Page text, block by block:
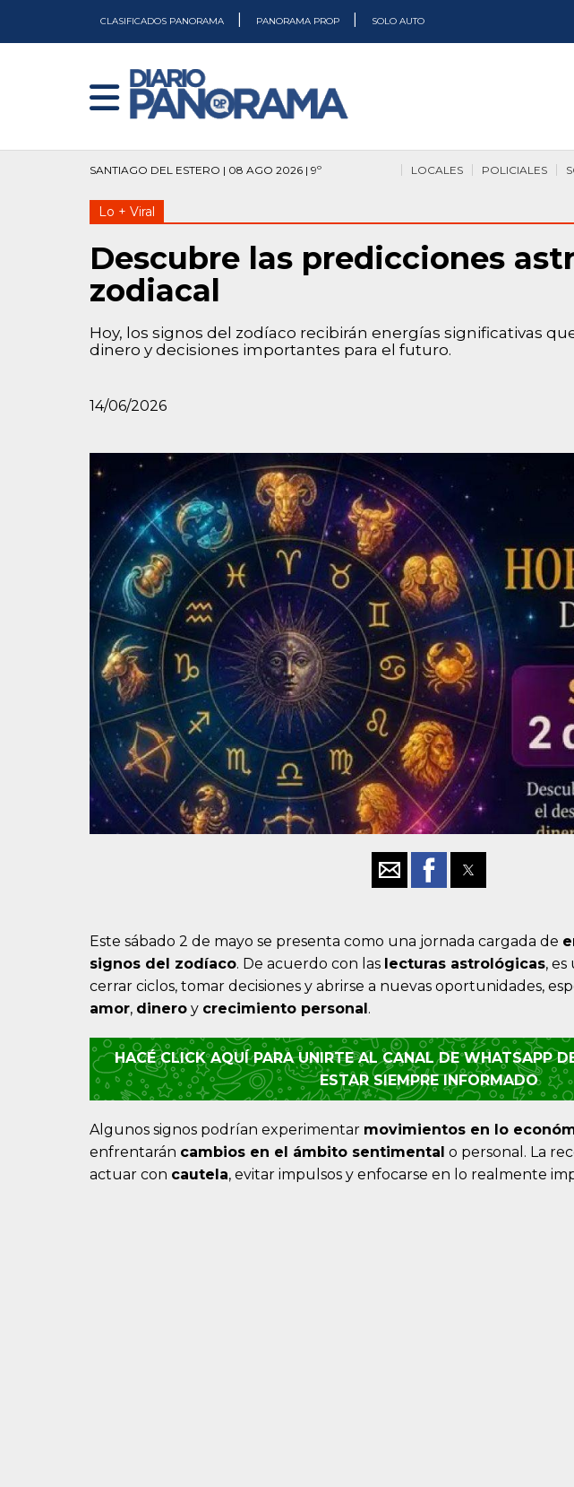
CLASIFICADOS PANORAMA PANORAMA PROP SOLO AUTO
SANTIAGO DEL ESTERO | 08 AGO 2026 | 9º POLICIALES
LOCALES
Lo + Viral
Descubre las predicciones
zodiacal
Hoy, los signos del zodíaco recibirán energías significativas
dinero y decisiones importantes para el futuro.
14/06/2026
Este sábado 2 de mayo se presenta como una jornada cargada de
signos del zodíaco. De acuerdo con las lecturas astrológicas,
cerrar ciclos, tomar decisiones y abrirse a nuevas oportunidades,
amor, dinero y crecimiento personal .
HACÉ CLICK AQUÍ PARA UNIRTE AL CANAL DE WHATSAPP
ESTAR SIEMPRE INFORMADO
Algunos signos podrían experimentar movimientos en lo
enfrentarán cambios en el ámbito sentimental o personal. La
actuar con cautela, evitar impulsos y enfocarse en lo realmente